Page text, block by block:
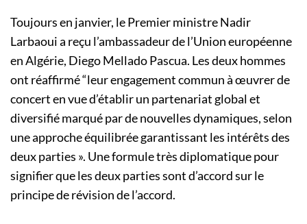
Toujours en janvier, le Premier ministre Nadir
Larbaoui a reçu l’ambassadeur de l’Union européenne
en Algérie, Diego Mellado Pascua. Les deux hommes
ont réaffirmé “leur engagement commun à œuvrer de
concert en vue d’établir un partenariat global et
diversifié marqué par de nouvelles dynamiques, selon
une approche équilibrée garantissant les intérêts des
deux parties ». Une formule très diplomatique pour
signifier que les deux parties sont d’accord sur le
principe de révision de l’accord.